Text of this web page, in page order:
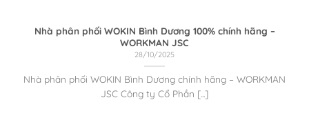
Nhà phân phối WOKIN Bình Dương 100% chính hãng –
WORKMAN JSC
28/10/2025
Nhà phân phối WOKIN Bình Dương chính hãng – WORKMAN
JSC Công ty Cổ Phần [...]